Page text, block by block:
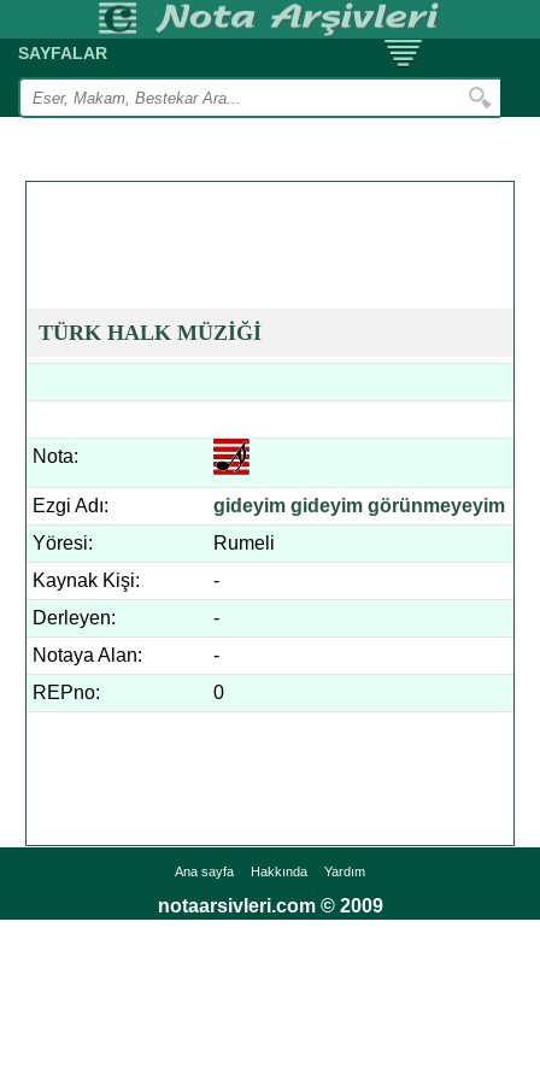
SAYFALAR
TÜRK HALK MÜZİĞİ
Nota:
Ezgi Adı:
gideyim gideyim görünmeyeyim
Yöresi:
Rumeli
Kaynak Kişi:
-
Derleyen:
-
Notaya Alan:
-
REPno:
0
Ana sayfa Hakkında Yardım
notaarsivleri.com © 2009